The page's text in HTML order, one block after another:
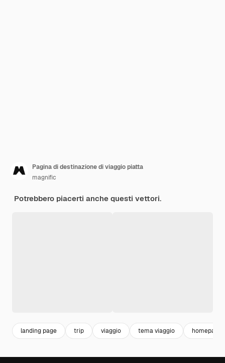
Pagina di destinazione di viaggio piatta
magnific
Potrebbero piacerti anche questi vettori.
landing page trip viaggio tema viaggio homepage